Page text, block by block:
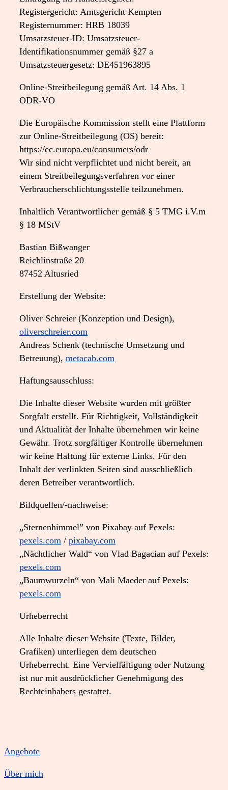
Registergericht: Amtsgericht Kempten
Registernummer: HRB 18039
Umsatzsteuer-ID: Umsatzsteuer-
Identifikationsnummer gemäß §27 a
Umsatzsteuergesetz: DE451963895
Online-Streitbeilegung gemäß Art. 14 Abs. 1
ODR-VO
Die Europäische Kommission stellt eine Plattform
zur Online-Streitbeilegung (OS) bereit:
https://ec.europa.eu/consumers/odr
Wir sind nicht verpflichtet und nicht bereit, an
einem Streitbeilegungsverfahren vor einer
Verbraucherschlichtungsstelle teilzunehmen.
Inhaltlich Verantwortlicher gemäß § 5 TMG i.V.m
§ 18 MStV
Bastian Bißwanger
Reichlinstraße 20
87452 Altusried
Erstellung der Website:
Oliver Schreier (Konzeption und Design),
oliverschreier.com
Andreas Schenk (technische Umsetzung und
Betreuung), metacab.com
Haftungsausschluss:
Die Inhalte dieser Website wurden mit größter
Sorgfalt erstellt. Für Richtigkeit, Vollständigkeit
und Aktualität der Inhalte übernehmen wir keine
Gewähr. Trotz sorgfältiger Kontrolle übernehmen
wir keine Haftung für externe Links. Für den
Inhalt der verlinkten Seiten sind ausschließlich
deren Betreiber verantwortlich.
Bildquellen/-nachweise:
„Sternenhimmel” von Pixabay auf Pexels:
pexels.com / pixabay.com
„Nächtlicher Wald“ von Vlad Bagacian auf Pexels:
pexels.com
„Baumwurzeln“ von Mali Maeder auf Pexels:
pexels.com
Urheberrecht
Alle Inhalte dieser Website (Texte, Bilder,
Grafiken) unterliegen dem deutschen
Urheberrecht. Eine Vervielfältigung oder Nutzung
ist nur mit ausdrücklicher Genehmigung des
Rechteinhabers gestattet.
Angebote
Über mich